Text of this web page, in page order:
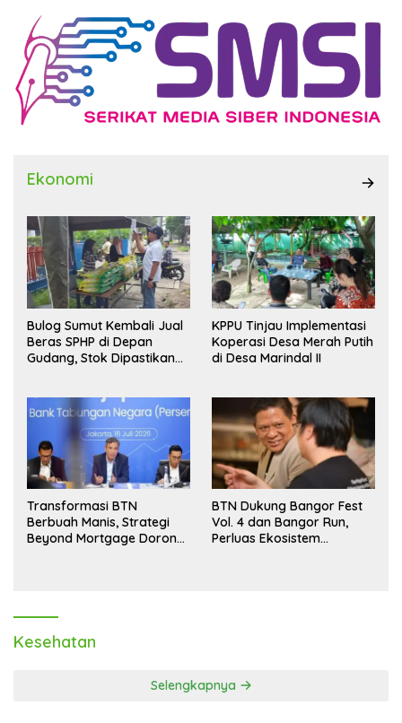
Ekonomi
Bulog Sumut Kembali Jual
Beras SPHP di Depan
Gudang, Stok Dipastikan
KPPU Tinjau Implementasi
Koperasi Desa Merah Putih
di Desa Marindal II
Transformasi BTN
Berbuah Manis, Strategi
Beyond Mortgage Dorong
BTN Dukung Bangor Fest
Vol. 4 dan Bangor Run,
Perluas Ekosistem
Kesehatan
Selengkapnya